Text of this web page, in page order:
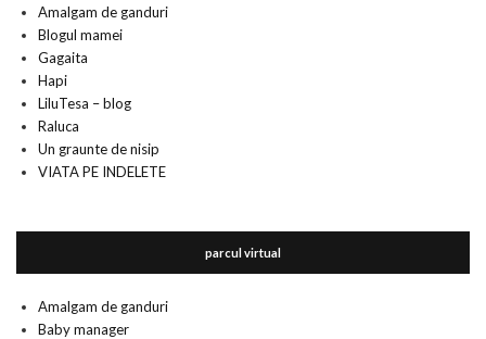
Amalgam de ganduri
Blogul mamei
Gagaita
Hapi
LiluTesa – blog
Raluca
Un graunte de nisip
VIATA PE INDELETE
parcul virtual
Amalgam de ganduri
Baby manager